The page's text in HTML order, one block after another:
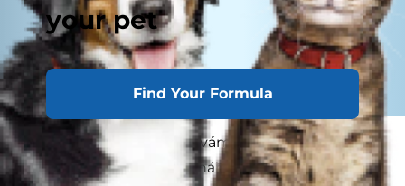
your pet
Find Your Formula
Kastrace přináší výhody vám i vašemu
mazlíčkovi. Mnozí veterináři doporučují kastraci